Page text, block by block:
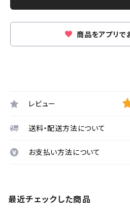
商品をアプリで
レビュー
送料・配送方法について
お支払い方法について
最近チェックした商品